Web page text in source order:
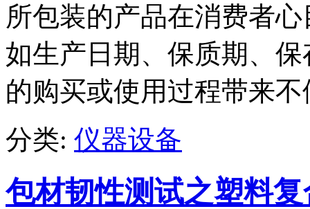
所包装的产品在消费者
如生产日期、保质期、
的购买或使用过程带来不
分类: 仪器设备
包材韧性测试之塑料